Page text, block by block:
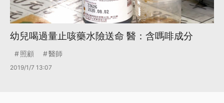
幼兒喝過量止咳藥水險送命 醫：含嗎啡成分
照顧 醫師
2019/1/7 13:07